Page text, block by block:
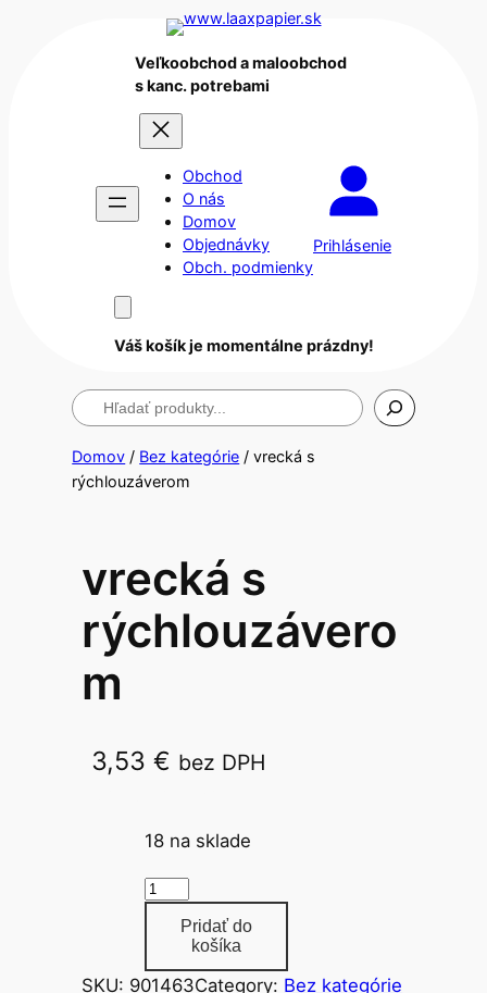
Veľkoobchod a maloobchod
s kanc. potrebami
Obchod
O nás
Domov
Objednávky
Obch. podmienky
Prihlásenie
Váš košík je momentálne prázdny!
Hľadanie
Domov / Bez kategórie / vrecká s
rýchlouzáverom
vrecká s
rýchlouzávero
m
3,53€ bez DPH
18 na sklade
m
ž
Pridať do
košíka
SKU: 901463Category: Bez kategórie